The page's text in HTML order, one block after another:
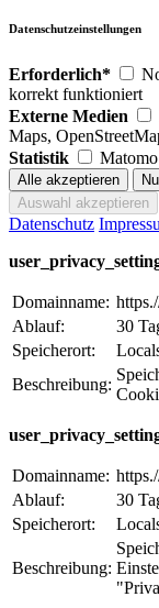
Datenschutzeinstellungen
Erforderlich*
korrekt funktioniert
Externe Medien
Maps,
Statistik
Datenschutz
Domainname:
Ablauf:
30
Speicherort:
Beschreibung:
Domainname:
Ablauf:
30
Speicherort:
Beschreibung: